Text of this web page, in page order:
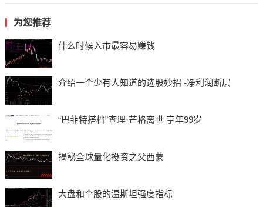
为您推荐
什么时候入市最容易赚钱
介绍一个少有人知道的选股妙招 -净利润断层
“巴菲特搭档”查理·芒格离世 享年99岁
揭秘全球量化投资之父西蒙
大盘和个股的温斯坦强度指标